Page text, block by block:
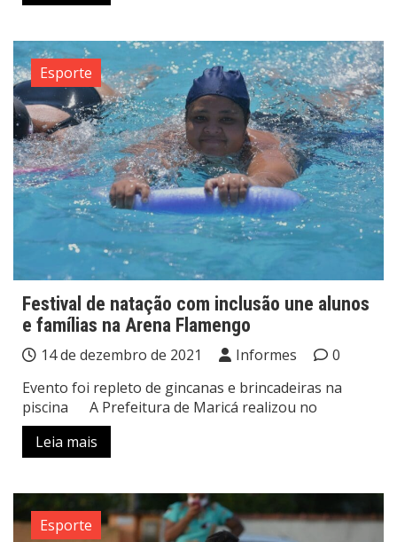
Esporte
Festival de natação com inclusão une alunos
e famílias na Arena Flamengo
14 de dezembro de 2021 Informes
0
Evento foi repleto de gincanas e brincadeiras na
piscina A Prefeitura de Maricá realizou no
Leia mais
Esporte